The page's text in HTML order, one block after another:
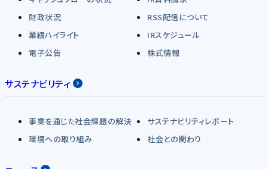
財政状況
RSS配信について
業績ハイライト
IRスケジュール
電子公告
株式情報
サステナビリティ
事業を通じた社会課題の解決
サステナビリティレポート
環境への取り組み
社会との関わり